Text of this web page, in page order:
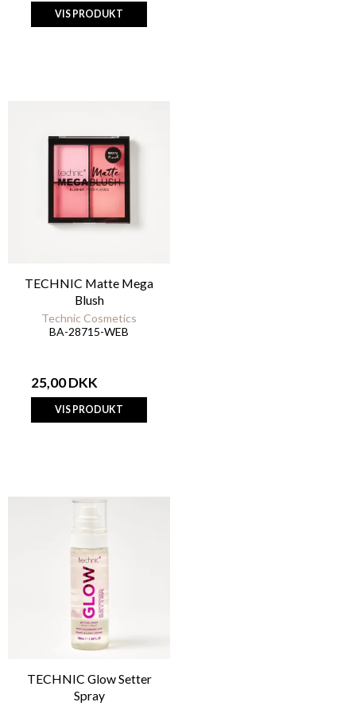
VIS PRODUKT
TECHNIC Matte Mega
Blush
Technic Cosmetics
BA-28715-WEB
25,00 DKK
VIS PRODUKT
TECHNIC Glow Setter
Spray